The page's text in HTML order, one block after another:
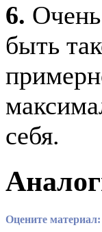
6.
быть
себя.
Оцените материал: